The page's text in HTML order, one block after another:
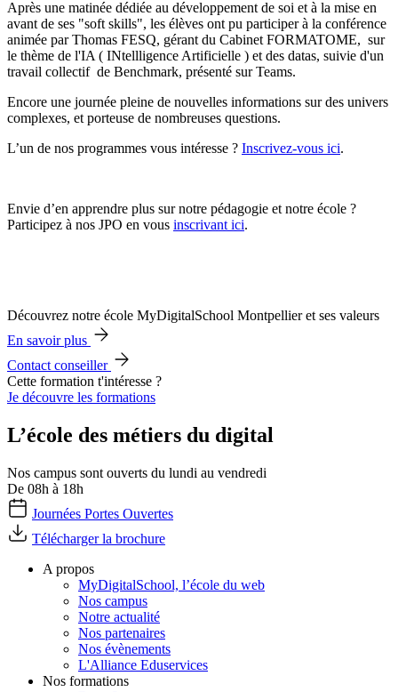
Après une matinée dédiée au développement de soi et à la mise en
avant de ses "soft skills", les élèves ont pu participer à la conférence
animée par Thomas FESQ, gérant du Cabinet FORMATOME, sur
le thème de l'IA ( INtellligence Artificielle ) et des datas, suivie d'un
travail collectif de Benchmark, présenté sur Teams.
Encore une journée pleine de nouvelles informations sur des univers
complexes, et porteuse de nombreuses questions.
L’un de nos programmes vous intéresse ? Inscrivez-vous ici.
Envie d’en apprendre plus sur notre pédagogie et notre école ?
Participez à nos JPO en vous inscrivant ici.
Découvrez notre école MyDigitalSchool Montpellier et ses valeurs
En savoir plus
Contact conseiller
Cette formation t'intéresse ?
Je découvre les formations
L’école des métiers du digital
Nos campus sont ouverts du lundi au vendredi
De 08h à 18h
Journées Portes Ouvertes
Télécharger la brochure
A propos
MyDigitalSchool, l’école du web
Nos campus
Notre actualité
Nos partenaires
Nos évènements
L'Alliance Eduservices
Nos formations